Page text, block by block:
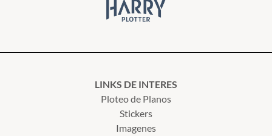
LINKS DE INTERES
Ploteo de Planos
Stickers
Imagenes